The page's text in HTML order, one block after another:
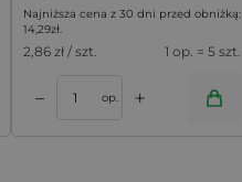
Najniższa cena z 30 dni przed obniżką:
14,29zł
2,86 zł / szt. 1 op. = 5 szt.
– op. +